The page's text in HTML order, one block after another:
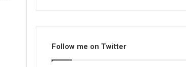
Follow me on Twitter